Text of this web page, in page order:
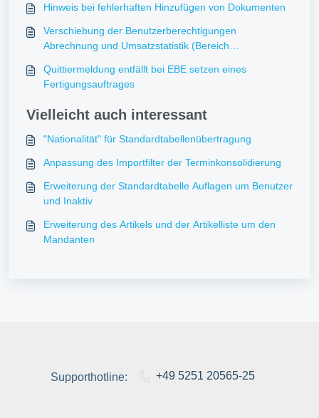
Hinweis bei fehlerhaften Hinzufügen von Dokumenten
Verschiebung der Benutzerberechtigungen
Abrechnung und Umsatzstatistik (Bereich
Quittiermeldung entfällt bei EBE setzen eines
Fertigungsauftrages
Vielleicht auch interessant
"Nationalität" für Standardtabellenübertragung
Anpassung des Importfilter der Terminkonsolidierung
Erweiterung der Standardtabelle Auflagen um Benutzer
und Inaktiv
Erweiterung des Artikels und der Artikelliste um den
Mandanten
Supporthotline: +49 5251 20565-25